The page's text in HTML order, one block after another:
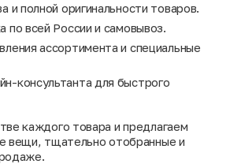
и полной оригинальности товаров.
по всей России и самовывоз.
ассортимента и специальные
консультанта для быстрого
каждого товара и предлагаем
вещи, тщательно отобранные и